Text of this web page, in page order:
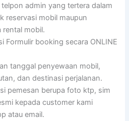
admin yang tertera dalam
reservasi mobil maupun
rental mobil.
Formulir booking secara ONLINE
tanggal penyewaan mobil,
dan destinasi perjalanan.
pemesan berupa foto ktp, sim
kepada customer kami
atau email.